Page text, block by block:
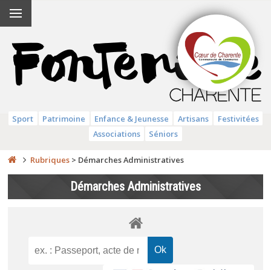
Sport Patrimoine Enfance & Jeunesse Artisans
Festivitées
Associations
Séniors
Rubriques > Démarches Administratives
Démarches Administratives